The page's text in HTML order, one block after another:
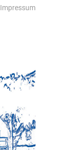
Impressum